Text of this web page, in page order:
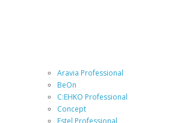
Aravia Professional
BeOn
C:EHKO Professional
Concept
Estel Professional